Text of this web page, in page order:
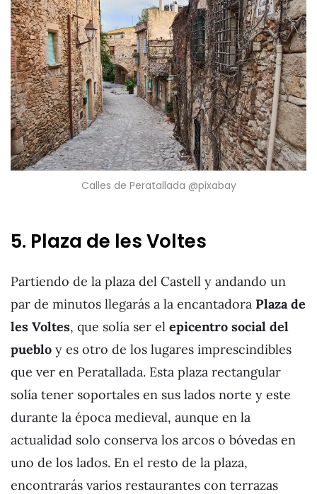
Calles de Peratallada @pixabay
5. Plaza de les Voltes
Partiendo de la plaza del Castell y andando un
par de minutos llegarás a la encantadora Plaza de
les Voltes, que solía ser el epicentro social del
pueblo y es otro de los lugares imprescindibles
que ver en Peratallada. Esta plaza rectangular
solía tener soportales en sus lados norte y este
durante la época medieval, aunque en la
actualidad solo conserva los arcos o bóvedas en
uno de los lados. En el resto de la plaza,
encontrarás varios restaurantes con terrazas